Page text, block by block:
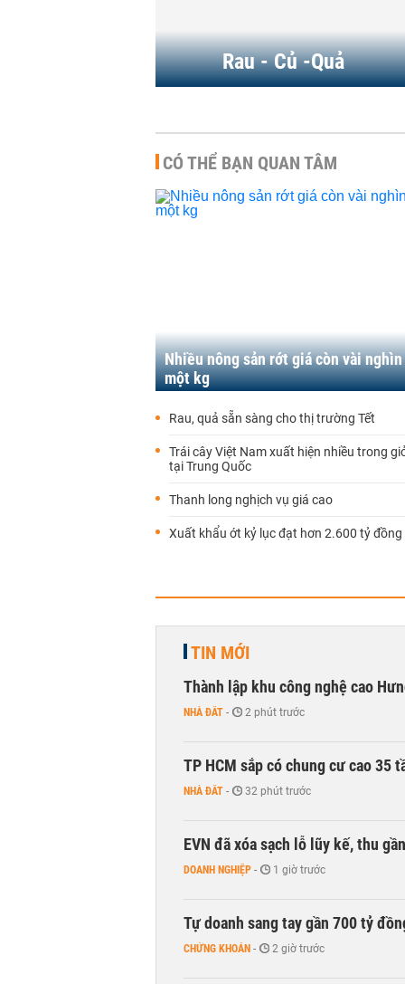
Rau - Củ -Quả
CÓ THỂ BẠN QUAN TÂM
Nhiều nông sản rớt giá còn vài
một kg
Rau, quả sẵn sàng cho thị trường Tết
Trái cây Việt Nam xuất hiện nhiều trong
tại Trung Quốc
Thanh long nghịch vụ giá cao
Xuất khẩu ớt kỷ lục đạt hơn 2.600 tỷ đồng
TIN MỚI
Thành lập khu công nghệ cao
NHÀ ĐẤT - 2 phút trước
TP HCM sắp có chung cư cao 35
NHÀ ĐẤT - 32 phút trước
EVN đã xóa sạch lỗ lũy kế, thu
DOANH NGHIỆP - 1 giờ trước
Tự doanh sang tay gần 700 tỷ
CHỨNG KHOÁN - 2 giờ trước